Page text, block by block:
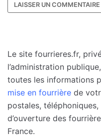
Le site fourrieres.fr,
l’administration
toutes les informations
mise en fourrière de
postales,
d’ouverture des
France.